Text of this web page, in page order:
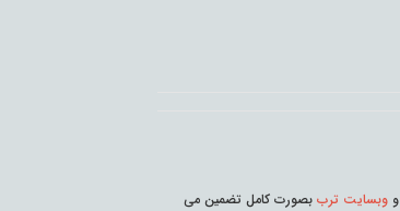
و وبسایت ترب بصورت کامل تضمین می